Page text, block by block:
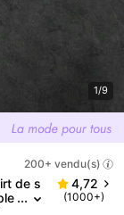
1/9
200+ vendu(s)
de s
4,72
(1000+)